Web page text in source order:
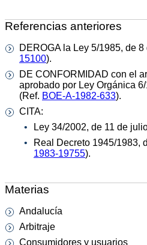
Referencias anteriores
DEROGA la Ley 5/1985, de
15100).
DE CONFORMIDAD con el
aprobado por Ley Orgánica
(Ref. BOE-A-1982-633).
CITA:
Ley 34/2002, de 11 de
Real Decreto 1945/1983,
1983-19755).
Materias
Andalucía
Arbitraje
Consumidores y usuarios